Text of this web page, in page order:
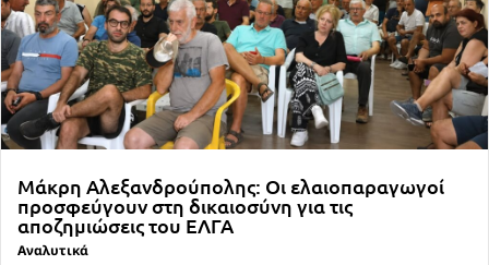
Μάκρη Αλεξανδρούπολης: Οι ελαιοπαραγωγοί
προσφεύγουν στη δικαιοσύνη για τις
αποζημιώσεις του ΕΛΓΑ
Αναλυτικά